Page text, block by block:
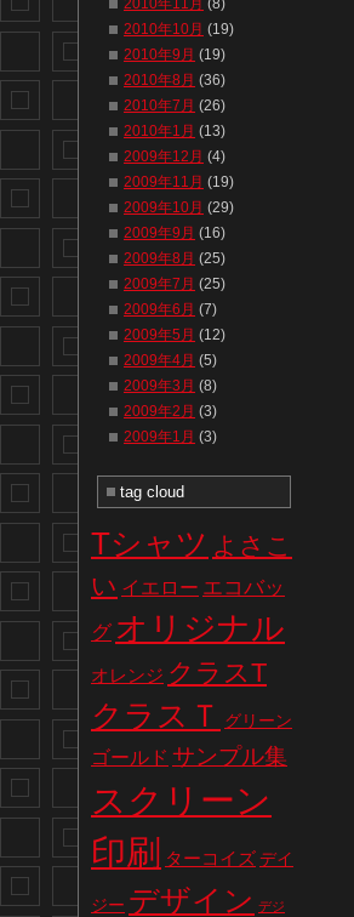
2010年11月 (8)
2010年10月 (19)
2010年9月 (19)
2010年8月 (36)
2010年7月 (26)
2010年1月 (13)
2009年12月 (4)
2009年11月 (19)
2009年10月 (29)
2009年9月 (16)
2009年8月 (25)
2009年7月 (25)
2009年6月 (7)
2009年5月 (12)
2009年4月 (5)
2009年3月 (8)
2009年2月 (3)
2009年1月 (3)
tag cloud
Tシャツ よさこ
い イエロー エコバッ
グ オリジナル
オレンジ クラスT
クラスＴ グリーン
ゴールド サンプル集
スクリーン
印刷
ターコイズ デイ
ジー デザイン デジ